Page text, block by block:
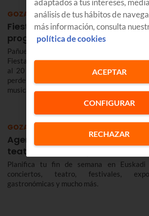
GOZATU
Fiestas de Tafalla 2026:
programa…
Pañuelicos en mano, kuadrillas y peñas
Fiestas de Tafalla 2026, que reunirán a
al 20 de agosto en la ciudad navarra. Y
perderse la animación en la calle con los
musicales, los encierros o la esperada
GOZATU
Agenda en Euskadi:
teatro, fiestas, exposiciones…
Planifica tu fin de semana en
conciertos, teatro, festivales,
gastronómicas y mucho más.
adaptados a tus intereses,
análisis de tus hábitos de
más información, consulta
política de cookies
CONFIGURAR
RECHAZAR
ACEPTAR